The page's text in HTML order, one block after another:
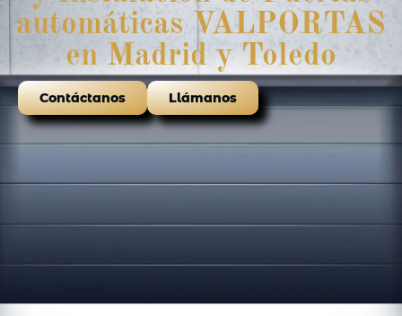
automáticas VALPORTAS
en Madrid y Toledo
Contáctanos Llámanos